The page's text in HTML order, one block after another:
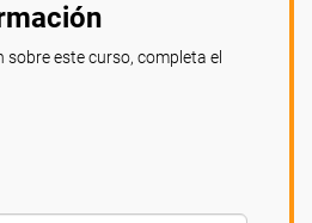
este curso, completa el